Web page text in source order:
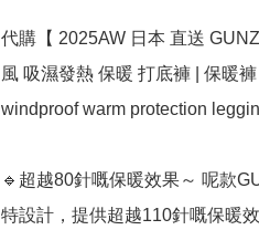
代購【 2025AW 日本 直送
風 吸濕發熱 保暖 打底褲 | 保暖
windproof warm protection
🔹超越80針嘅保暖效果～ 呢款
特設計，提供超越110針嘅保暖